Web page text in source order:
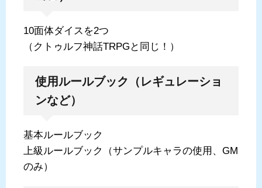
10面体ダイスを2つ
（クトゥルフ神話TRPGと同じ！）
使用ルールブック（レギュレーショ
ンなど）
基本ルールブック
上級ルールブック（サンプルキャラの使用、GM
のみ）